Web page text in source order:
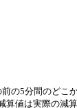
の5分間のどこ
値は実際の減